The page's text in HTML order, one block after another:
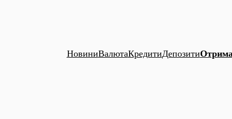
НовиниВалютаКредитиДепозити